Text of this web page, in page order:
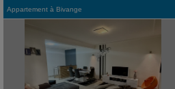
Appartement à Bivange